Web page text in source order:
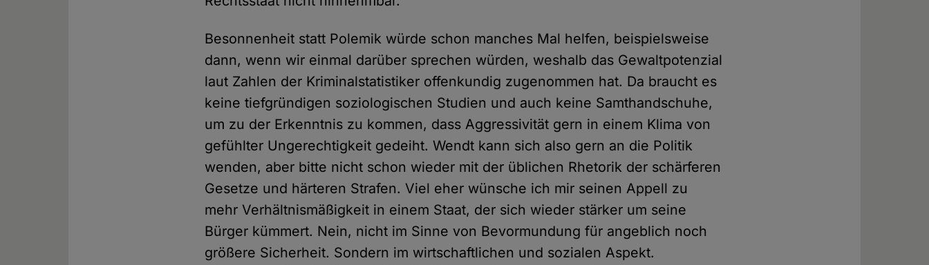
Besonnenheit statt Polemik würde schon manches Mal helfen, beispielsweise
dann, wenn wir einmal darüber sprechen würden, weshalb das Gewaltpotenzial
laut Zahlen der Kriminalstatistiker offenkundig zugenommen hat. Da braucht es
keine tiefgründigen soziologischen Studien und auch keine Samthandschuhe,
um zu der Erkenntnis zu kommen, dass Aggressivität gern in einem Klima von
gefühlter Ungerechtigkeit gedeiht. Wendt kann sich also gern an die Politik
wenden, aber bitte nicht schon wieder mit der üblichen Rhetorik der schärferen
Gesetze und härteren Strafen. Viel eher wünsche ich mir seinen Appell zu
mehr Verhältnismäßigkeit in einem Staat, der sich wieder stärker um seine
Bürger kümmert. Nein, nicht im Sinne von Bevormundung für angeblich noch
größere Sicherheit. Sondern im wirtschaftlichen und sozialen Aspekt.